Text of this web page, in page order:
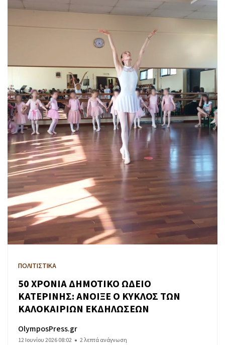
ΠΟΛΙΤΙΣΤΙΚΑ
50 ΧΡΟΝΙΑ ΔΗΜΟΤΙΚΟ ΩΔΕΙΟ
ΚΑΤΕΡΙΝΗΣ: ΑΝΟΙΞΕ Ο ΚΥΚΛΟΣ ΤΩΝ
ΚΑΛΟΚΑΙΡΙΩΝ ΕΚΔΗΛΩΣΕΩΝ
OlymposPress.gr
12 Ιουνίου 2026 08:02 2 λεπτά ανάγνωση